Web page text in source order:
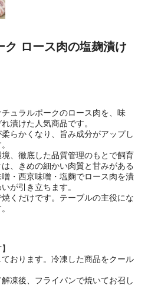
ク ロース肉の塩麹漬け
ュラルポークのロース肉を、味
漬けた人気商品です。
らかくなり、旨み成分がアップし
、徹底した品質管理のもとで飼育
、きめの細かい肉質と甘みがある
・西京味噌・塩麴でロース肉を漬
が引き立ちます。
くだけです。テーブルの主役にな
おります。冷凍した商品をクール
凍後、フライパンで焼いてお召し